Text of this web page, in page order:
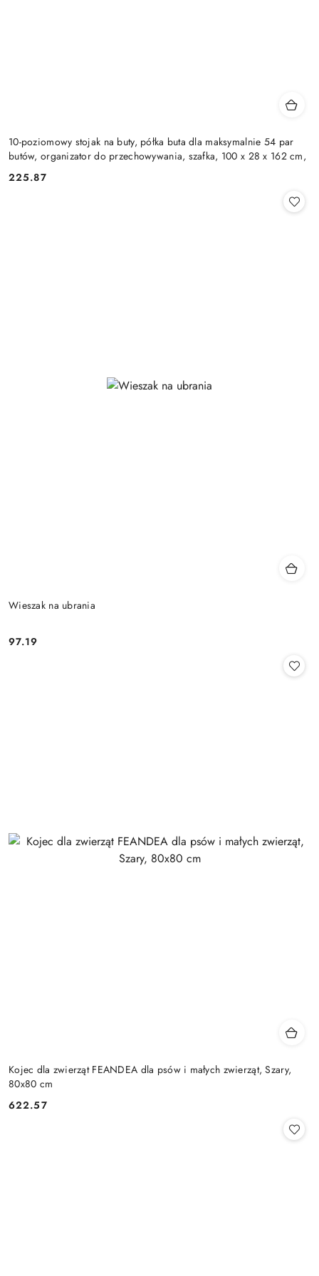
10-poziomowy stojak na buty, półka buta dla maksymalnie 54 par
butów, organizator do przechowywania, szafka, 100 x 28 x 162 cm,
Cena:
225.87
Wieszak na ubrania
Cena:
97.19
Kojec dla zwierząt FEANDEA dla psów i małych zwierząt, Szary,
80x80 cm
Cena:
622.57